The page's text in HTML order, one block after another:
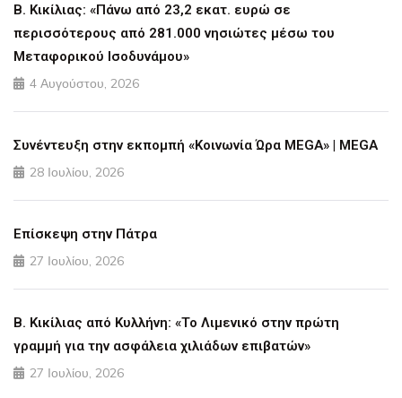
Β. Κικίλιας: «Πάνω από 23,2 εκατ. ευρώ σε
περισσότερους από 281.000 νησιώτες μέσω του
Μεταφορικού Ισοδυνάμου»
4 Αυγούστου, 2026
Συνέντευξη στην εκπομπή «Κοινωνία Ώρα MEGA» | MEGA
28 Ιουλίου, 2026
Επίσκεψη στην Πάτρα
27 Ιουλίου, 2026
Β. Κικίλιας από Κυλλήνη: «Το Λιμενικό στην πρώτη
γραμμή για την ασφάλεια χιλιάδων επιβατών»
27 Ιουλίου, 2026